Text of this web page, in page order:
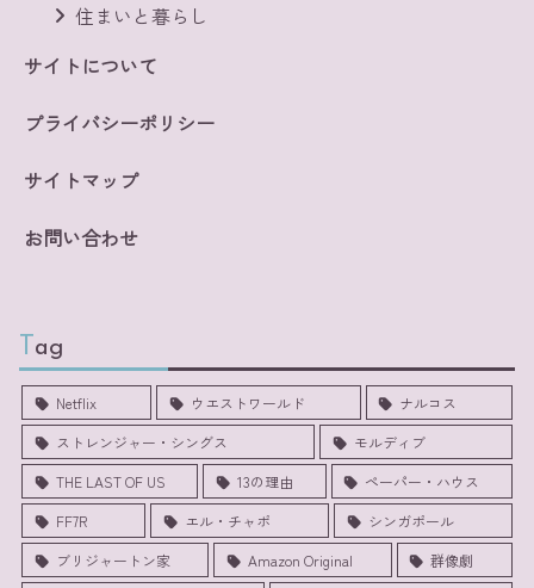
住まいと暮らし
サイトについて
プライバシーポリシー
サイトマップ
お問い合わせ
Tag
Netflix ウエストワールド
ナルコス
ストレンジャー・シングス
モルディブ
THE LAST OF US
13の理由
ペーパー・ハウス
FF7R
エル・チャポ
シンガポール
ブリジャートン家
Amazon Original
群像劇